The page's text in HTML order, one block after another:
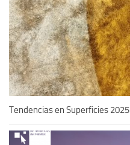
Tendencias en Superficies 2025